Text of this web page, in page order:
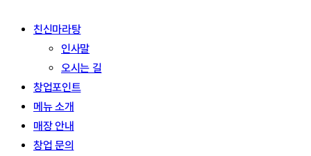
친신마라탕
인사말
오시는 길
창업포인트
메뉴 소개
매장 안내
창업 문의